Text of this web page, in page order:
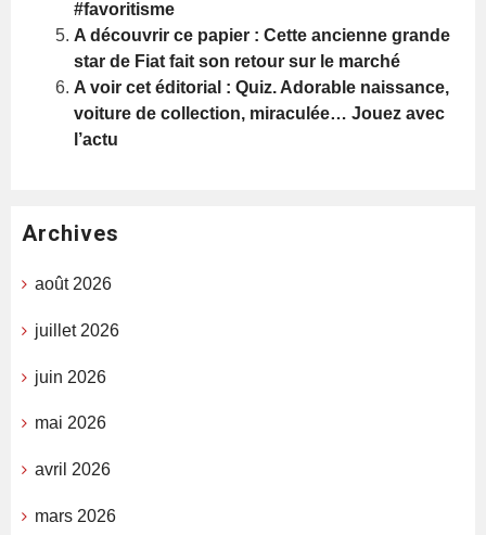
#favoritisme
A découvrir ce papier : Cette ancienne grande
star de Fiat fait son retour sur le marché
A voir cet éditorial : Quiz. Adorable naissance,
voiture de collection, miraculée… Jouez avec
l’actu
Archives
août 2026
juillet 2026
juin 2026
mai 2026
avril 2026
mars 2026